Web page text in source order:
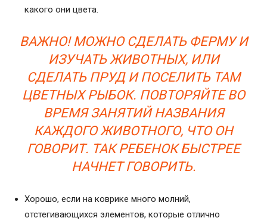
какого они цвета.
ВАЖНО! МОЖНО СДЕЛАТЬ ФЕРМУ И
ИЗУЧАТЬ ЖИВОТНЫХ, ИЛИ
СДЕЛАТЬ ПРУД И ПОСЕЛИТЬ ТАМ
ЦВЕТНЫХ РЫБОК. ПОВТОРЯЙТЕ ВО
ВРЕМЯ ЗАНЯТИЙ НАЗВАНИЯ
КАЖДОГО ЖИВОТНОГО, ЧТО ОН
ГОВОРИТ. ТАК РЕБЕНОК БЫСТРЕЕ
НАЧНЕТ ГОВОРИТЬ.
Хорошо, если на коврике много молний,
отстегивающихся элементов, которые отлично